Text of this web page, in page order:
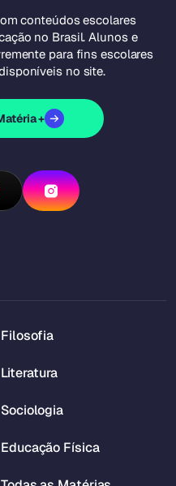
conteúdos escolares
no Brasil. Alunos e
para fins escolares
no site.
+
Filosofia
Literatura
Sociologia
Educação Física